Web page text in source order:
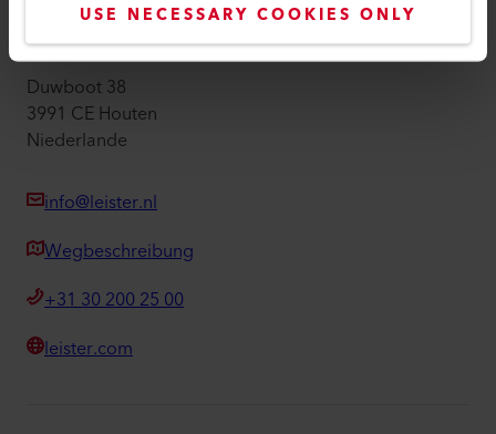
USE NECESSARY COOKIES ONLY
Leister Technologies Benelux B.V.
Duwboot 38
3991 CE Houten
Niederlande
info@leister.nl
Wegbeschreibung
+31 30 200 25 00
leister.com